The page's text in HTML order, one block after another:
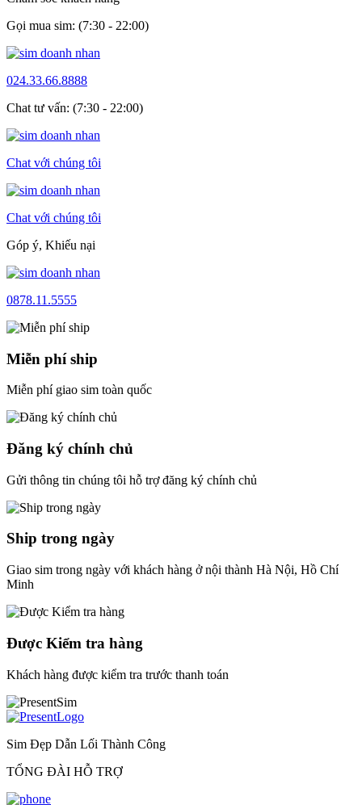
Gọi mua sim: (7:30 - 22:00)
024.33.66.8888
Chat tư vấn: (7:30 - 22:00)
Chat với chúng tôi
Chat với chúng tôi
Góp ý, Khiếu nại
0878.11.5555
Miễn phí ship
Miễn phí giao sim toàn quốc
Đăng ký chính chủ
Gửi thông tin chúng tôi hỗ trợ đăng ký chính chủ
Ship trong ngày
Giao sim trong ngày với khách hàng ở nội thành Hà Nội, Hồ Chí
Minh
Được Kiểm tra hàng
Khách hàng được kiểm tra trước thanh toán
Sim Đẹp Dẫn Lối Thành Công
TỔNG ĐÀI HỖ TRỢ